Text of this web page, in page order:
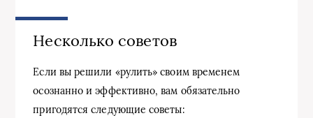
Несколько советов
Если вы решили «рулить» своим временем
осознанно и эффективно, вам обязательно
пригодятся следующие советы: